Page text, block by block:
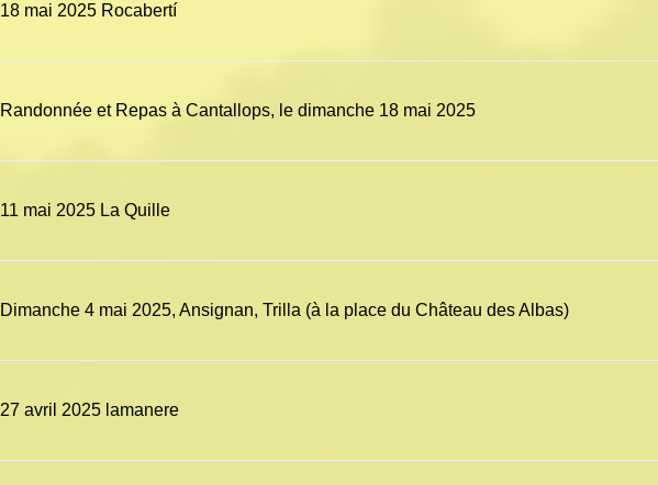
18 mai 2025 Rocabertí
Randonnée et Repas à Cantallops, le dimanche 18 mai 2025
11 mai 2025 La Quille
Dimanche 4 mai 2025, Ansignan, Trilla (à la place du Château des Albas)
27 avril 2025 lamanere